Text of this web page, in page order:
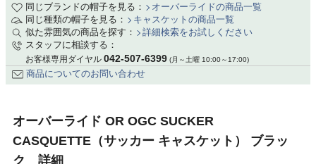
同じブランドの帽子を見る：
オーバーライドの商品一覧
同じ種類の帽子を見る：
キャスケットの商品一覧
似た雰囲気の商品を探す：
詳細検索をお試しください
スタッフに相談する：
お客様専用ダイヤル 042-507-6399 (月～土曜 10:00～17:00)
商品についてのお問い合わせ
オーバーライド OR OGC SUCKER
CASQUETTE（サッカー キャスケット） ブラッ
ク 詳細